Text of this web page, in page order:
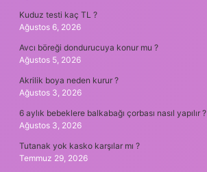
Kuduz testi kaç TL ?
Ağustos 6, 2026
Avcı böreği dondurucuya konur mu ?
Ağustos 5, 2026
Akrilik boya neden kurur ?
Ağustos 3, 2026
6 aylık bebeklere balkabağı çorbası nasıl yapılır ?
Ağustos 3, 2026
Tutanak yok kasko karşılar mı ?
Temmuz 29, 2026